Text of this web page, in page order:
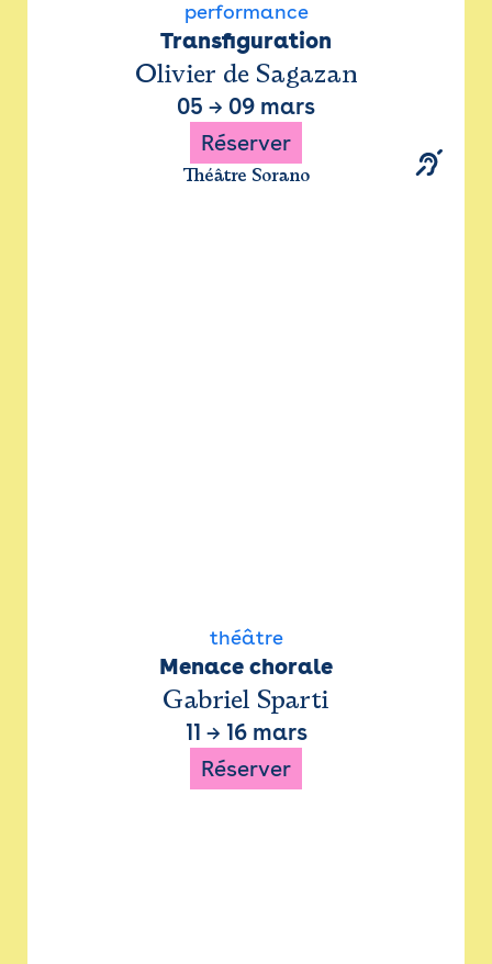
performance
Transfiguration
Olivier de Sagazan
05 → 09 mars
Réserver
Théâtre Sorano
théâtre
Menace chorale
Gabriel Sparti
11 → 16 mars
Réserver